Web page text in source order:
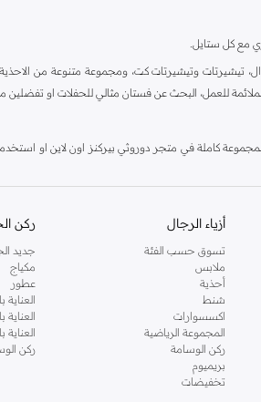
مع كل ستايل.
تيشيرتات وتيشيرتات كت، ومجموعة متنوعة من
للعمل، البحث عن فستان مثالي للحفلات او
كاملة في متجر دوروثي بيركنز اون لاين او
أزياء الرجال
تسوق حسب الفئة
ملابس
أحذية
شنط
اكسسوارات
المجموعة الرياضية
ركن الوسامة
بريميوم
تخفيضات
ركن
جديد
مكياج
عطور
العناية
العناية
ركن